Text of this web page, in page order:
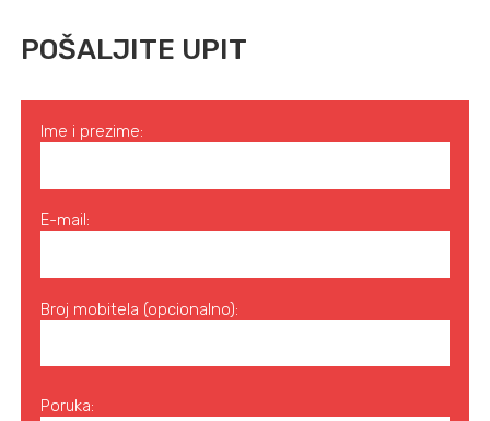
POŠALJITE UPIT
Ime i prezime:
E-mail:
Broj mobitela (opcionalno):
Poruka: